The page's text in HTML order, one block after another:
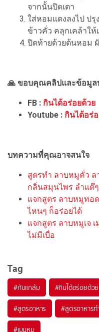
จากนั้นปิดเตา
ใส่หอมแดงลงไป ป
ข้าวคั่ว คลุกเคล้าให้
ปิดท้ายด้วยต้นหอม
🙏 ขอบคุณคลิปและข้อมูล
FB : กินได้อร่อยด้วย
Youtube : กินได้อร่
บทความที่คุณอาจสนใจ
สูตรทำ ลาบหมูคั่ว ล
กลิ่นสมุนไพร ลำแต๊ๆ
แจกสูตร ลาบหมูทอ
ไหนๆ ก็อร่อยได้
แจกสูตร ลาบหมูเจ
ไม่มีเบื่อ
Tag
#กับแกล้ม #กินได้อร่อยด้วย
#สูตรอาหาร #สูตรอาหารท
#เมนูหมู